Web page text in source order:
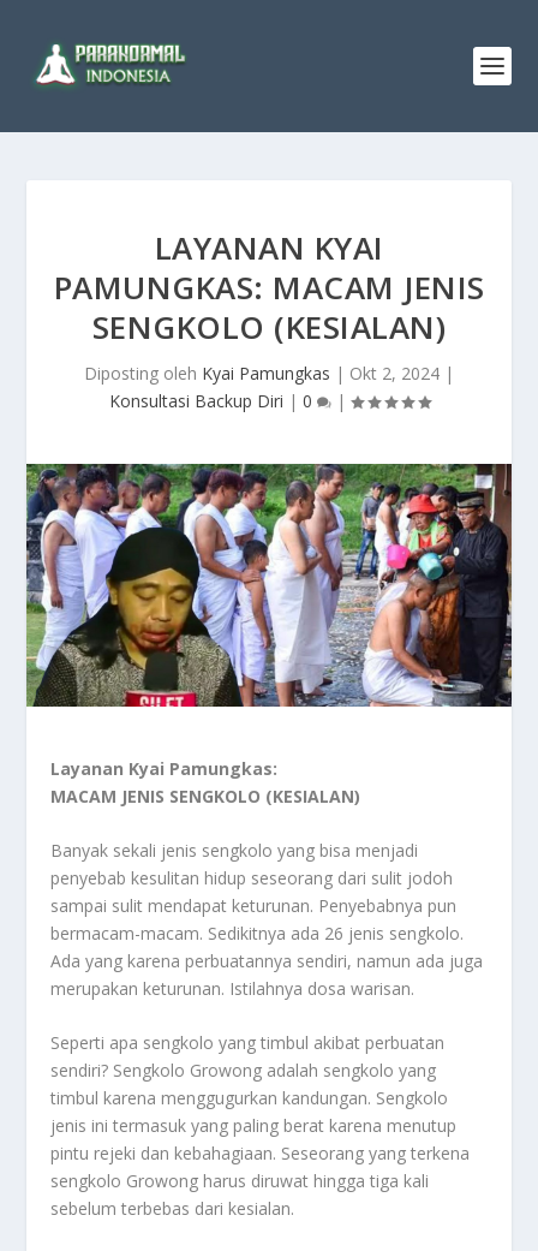
LAYANAN KYAI
PAMUNGKAS: MACAM JENIS
SENGKOLO (KESIALAN)
Diposting oleh Kyai Pamungkas | Okt 2, 2024 |
Konsultasi Backup Diri | 0 |
Layanan Kyai Pamungkas:
MACAM JENIS SENGKOLO (KESIALAN)
Banyak sekali jenis sengkolo yang bisa menjadi
penyebab kesulitan hidup seseorang dari sulit jodoh
sampai sulit mendapat keturunan. Penyebabnya pun
bermacam-macam. Sedikitnya ada 26 jenis sengkolo.
Ada yang karena perbuatannya sendiri, namun ada juga
merupakan keturunan. Istilahnya dosa warisan.
Seperti apa sengkolo yang timbul akibat perbuatan
sendiri? Sengkolo Growong adalah sengkolo yang
timbul karena menggugurkan kandungan. Sengkolo
jenis ini termasuk yang paling berat karena menutup
pintu rejeki dan kebahagiaan. Seseorang yang terkena
sengkolo Growong harus diruwat hingga tiga kali
sebelum terbebas dari kesialan.